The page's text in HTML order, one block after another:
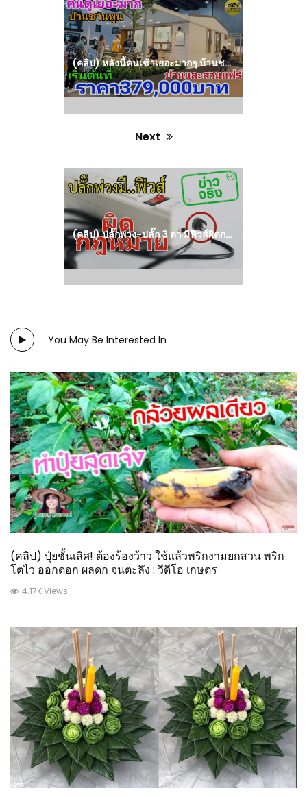
Previous
(คลิป) หลังนี้คนเข้าเยอะมากๆ บ้านชานพูนสวยๆ ราคาเริ่มต้นที่ 359,000 บ. : วีดีโอ เกษตร
Next
(คลิป) ปลั๊กพ่วง-ปลั๊ก 3 ตา มีฟิวส์ผิดกฎหมาย : วีดีโอ เกษตร
You May Be Interested In
(คลิป) ปุ๋ยชั้นเลิศ! ต้องร้องว้าว ใช้แล้วพริกงามยกสวน พริก
โตไว ออกดอก ผลดก จนตะลึง : วีดีโอ เกษตร
4.17K Views